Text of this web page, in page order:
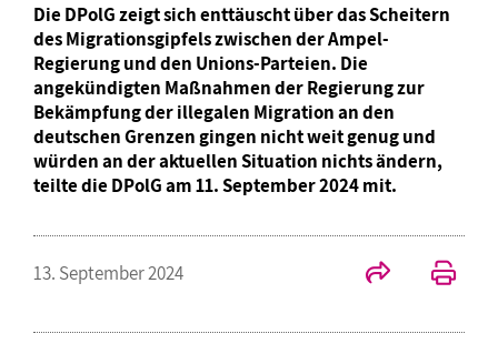
Die DPolG zeigt sich enttäuscht über das Scheitern
des Migrationsgipfels zwischen der Ampel-
Regierung und den Unions-Parteien. Die
angekündigten Maßnahmen der Regierung zur
Bekämpfung der illegalen Migration an den
deutschen Grenzen gingen nicht weit genug und
würden an der aktuellen Situation nichts ändern,
teilte die DPolG am 11. September 2024 mit.
13. September 2024